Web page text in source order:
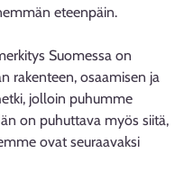
eteenpäin.
Suomessa on
rakenteen, osaamisen ja
jolloin puhumme
on puhuttava myös siitä,
ovat seuraavaksi